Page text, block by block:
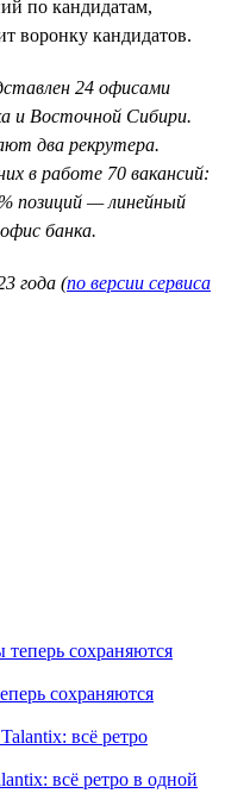
по кандидатам,
воронку кандидатов.
24 офисами
и Восточной Сибири.
два рекрутера.
в работе 70 вакансий:
позиций — линейный
банка.
года (по версии сервиса
сохраняются
всё ретро в одной